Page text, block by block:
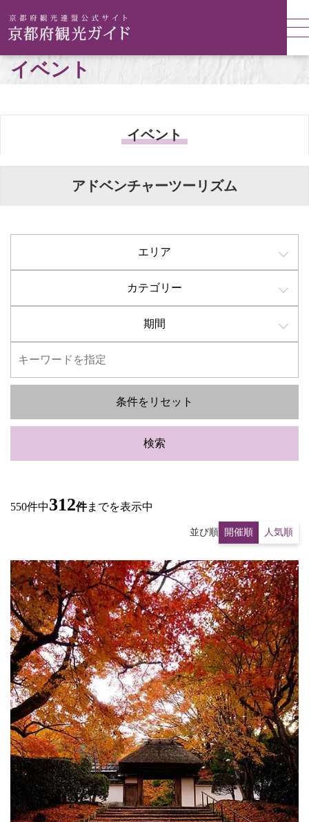
イベント
イベント
アドベンチャーツーリズム
エリア
カテゴリー
期間
条件をリセット
検索
550件中312件までを表示中
並び順 開催順 人気順